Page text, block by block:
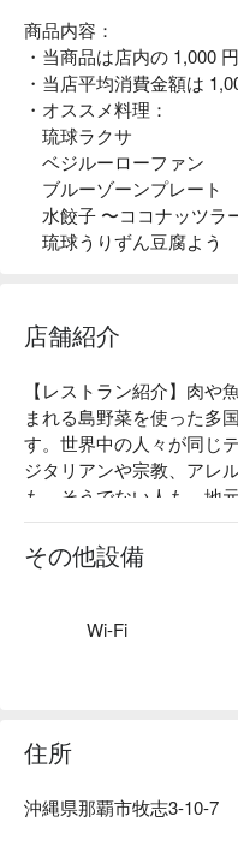
商品内容：
・当商品は店内の 1,000
・当店平均消費金額は
・オススメ料理：
琉球ラクサ
ベジルーローファン
ブルーゾーンプレート
水餃子 〜ココナッツラ
琉球うりずん豆腐よう
店舗紹介
【レストラン紹介】肉や
まれる島野菜を使った多
す。世界中の人々が同じ
ジタリアンや宗教、アレ
も、そうでない人も、地
しめる料理とお酒が揃っ
【こだわりの食材】野菜
ことで仕入れた、香りと
【看板メニュー】
ードル。 マレーシアのマ
その他設備
Wi-Fi
住所
沖縄県那覇市牧志3-10-7